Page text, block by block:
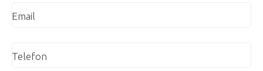
Email
Telefon